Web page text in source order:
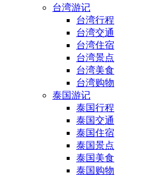
台湾游记
台湾行程
台湾交通
台湾住宿
台湾景点
台湾美食
台湾购物
泰国游记
泰国行程
泰国交通
泰国住宿
泰国景点
泰国美食
泰国购物